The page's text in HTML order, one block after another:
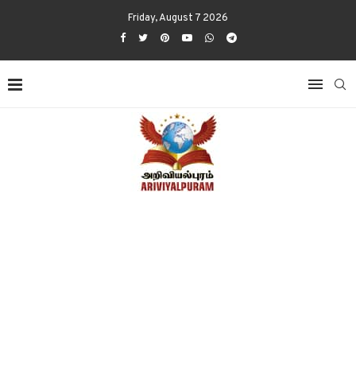
Friday, August 7 2026